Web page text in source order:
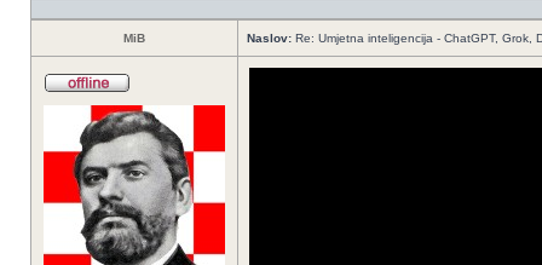
MiB Naslov: Re: Umjetna inteligencija - ChatGPT, Grok,